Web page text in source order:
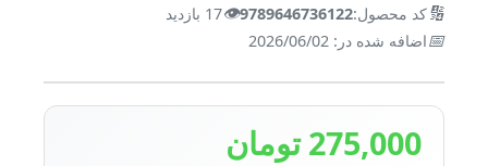
🔢کد محصول:9789646736122
👁️17 بازدید
📅اضافه شده در: 2026/06/02
275,000 تومان